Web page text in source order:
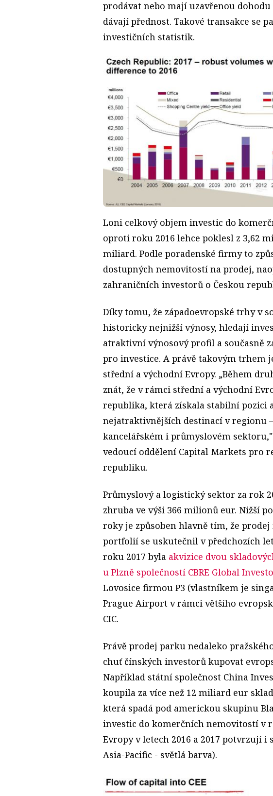
prodávat nebo mají uzavřenou
dávají přednost. Takové transakce se
investičních statistik.
Loni celkový objem investic do
oproti roku 2016 lehce poklesl z 3,62
miliard. Podle poradenské firmy to
dostupných nemovitostí na prodej,
zahraničních investorů o Českou
Díky tomu, že západoevropské trhy v
historicky nejnižší výnosy, hledají
atraktivní výnosový profil a současně
pro investice. A právě takovým trhem
střední a východní Evropy. „Během
znát, že v rámci střední a východní
republika, která získala stabilní pozici
nejatraktivnějších destinací v regionu
kancelářském i průmyslovém
vedoucí oddělení Capital Markets pro
republiku.
Průmyslový a logistický sektor za rok
zhruba ve výši 366 milionů eur. Nižší
roky je způsoben hlavně tím, že
portfolií se uskutečnil v předchozích
roku 2017 byla akvizice dvou
u Plzně společností CBRE Global
Lovosice firmou P3 (vlastníkem je
Prague Airport v rámci většího
CIC.
Právě prodej parku nedaleko
chuť čínských investorů kupovat
Například státní společnost China
koupila za více než 12 miliard eur
která spadá pod americkou skupinu
investic do komerčních nemovitostí v
Evropy v letech 2016 a 2017 potvrzují i
Asia-Pacific - světlá barva).